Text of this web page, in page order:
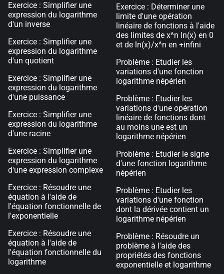
Exercice : Simplifier une
expression du logarithme
d'un inverse
Exercice : Simplifier une
expression du logarithme
d'un quotient
Exercice : Simplifier une
expression du logarithme
d'une puissance
Exercice : Simplifier une
expression du logarithme
d'une racine
Exercice : Simplifier une
expression du logarithme
d'une expression complexe
Exercice : Résoudre une
équation à l'aide de
l'équation fonctionnelle de
l'exponentielle
Exercice : Résoudre une
équation à l'aide de
l'équation fonctionnelle du
logarithme
Exercice : Déterminer une
limite d'une opération
linéaire de fonctions à l'aide
des limites de x^n ln(x) en 0
et de ln(x)/x^n en +infini
Problème : Etudier les
variations d'une fonction
logarithme népérien
Problème : Etudier les
variations d'une opération
linéaire de fonctions dont
au moins une est un
logarithme népérien
Problème : Etudier le signe
d'une fonction logarithme
népérien
Problème : Etudier les
variations d'une fonction
dont la dérivée contient un
logarithme népérien
Problème : Résoudre un
problème à l'aide des
propriétés des fonctions
exponentielle et logarithme